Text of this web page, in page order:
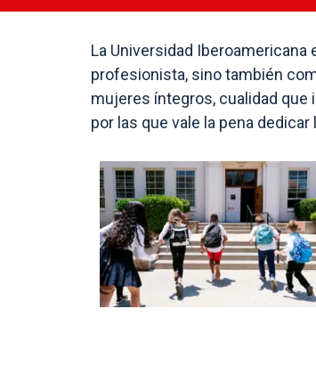
La Universidad
profesionista, sino también
mujeres íntegros, cualidad
por las que vale la pena